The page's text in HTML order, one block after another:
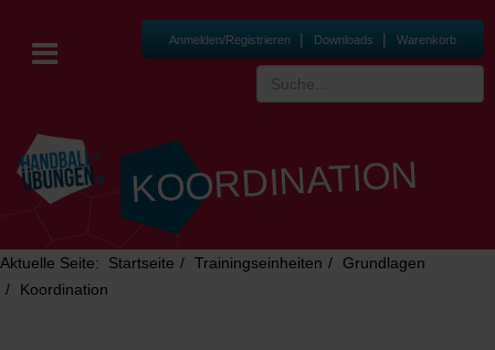
Anmelden/Registrieren | Downloads | Warenkorb
KOORDINATION
Aktuelle Seite: Startseite Trainingseinheiten
Grundlagen
Koordination